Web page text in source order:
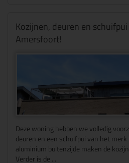
Kozijnen, deuren en
Amersfoort!
Deze woning hebben we volledig
deuren en een schuifpui van het merk
aluminium buitenzijde maken de
Verder is de ...